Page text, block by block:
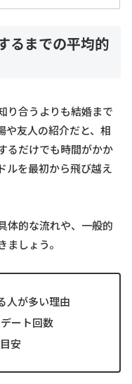
るまでの平均的
り合うよりも結婚まで
や友人の紹介だと、相
るだけでも時間がかか
ルを最初から飛び越え
体的な流れや、一般的
しょう。
人が多い理由
ート回数
安